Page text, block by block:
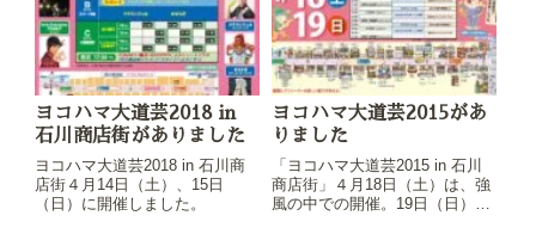
ヨコハマ大道芸2018 in
石川商店街がありました
ヨコハマ大道芸2018 in 石川商
店街４月14日（土）、15日
（日）に開催しました。
ヨコハマ大道芸2015があ
りました
「ヨコハマ大道芸2015 in 石川
商店街」４月18日（土）は、強
風の中での開催。19日（日）は